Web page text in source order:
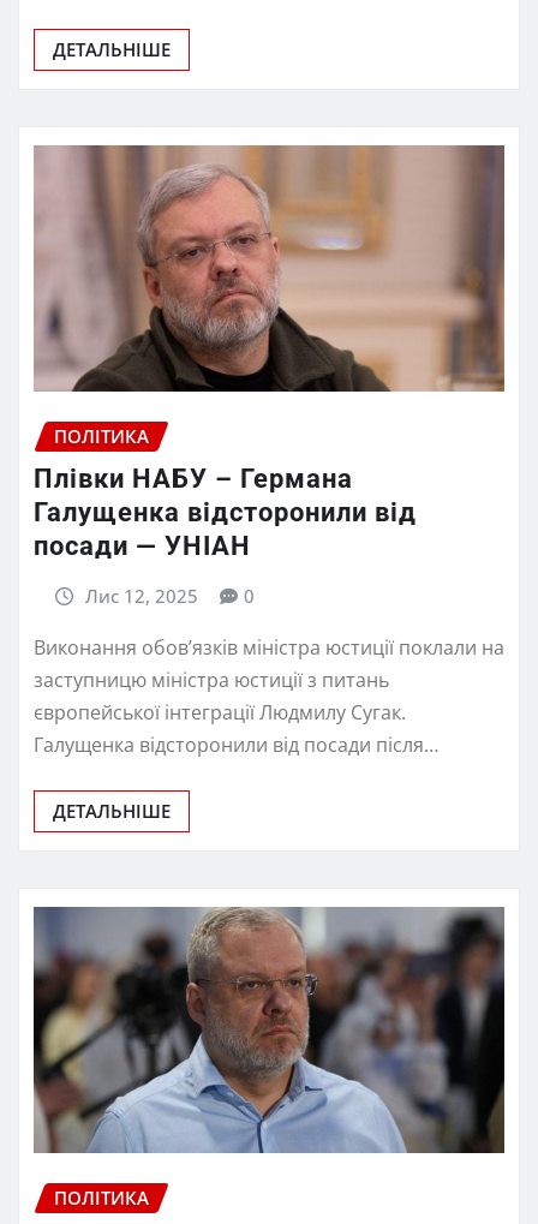
ДЕТАЛЬНІШЕ
ПОЛІТИКА
Плівки НАБУ – Германа
Галущенка відсторонили від
посади — УНІАН
Лис 12, 2025 0
Виконання обовʼязків міністра юстиції поклали на
заступницю міністра юстиції з питань
європейської інтеграції Людмилу Сугак.
Галущенка відсторонили від посади після…
ДЕТАЛЬНІШЕ
ПОЛІТИКА